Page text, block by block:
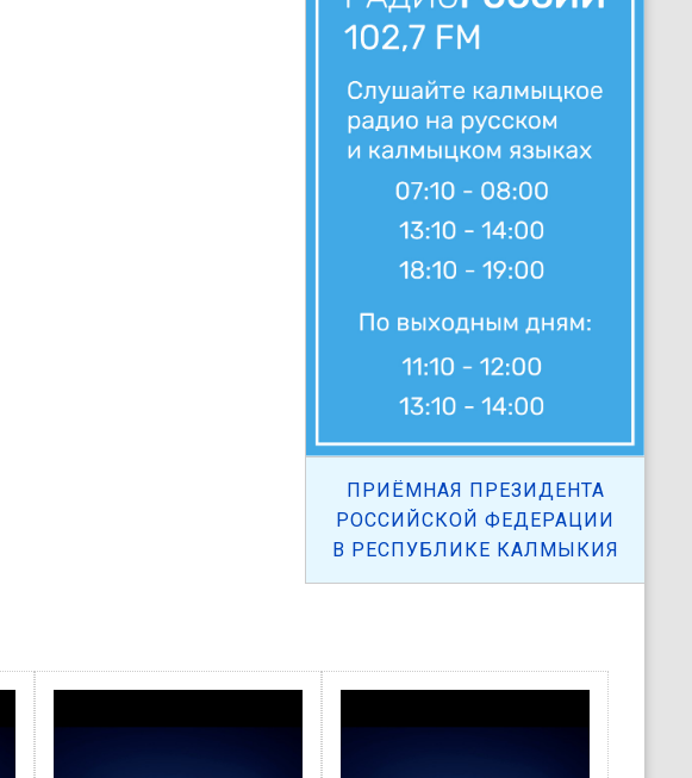
ПРИЁМНАЯ ПРЕЗИДЕНТА
РОССИЙСКОЙ ФЕДЕРАЦИИ
В РЕСПУБЛИКЕ КАЛМЫКИЯ